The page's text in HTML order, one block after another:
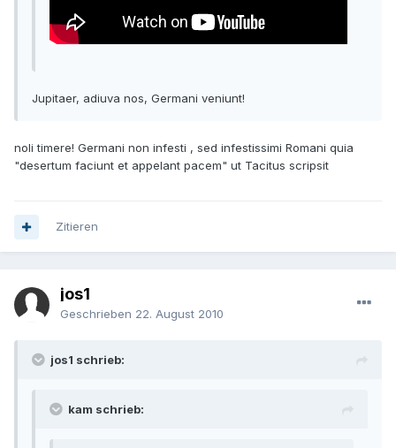
Jupitaer, adiuva nos, Germani veniunt!
noli timere! Germani non infesti , sed infestissimi Romani quia
"desertum faciunt et appelant pacem" ut Tacitus scripsit
Zitieren
jos1
Geschrieben 22. August 2010
jos1 schrieb:
kam schrieb: